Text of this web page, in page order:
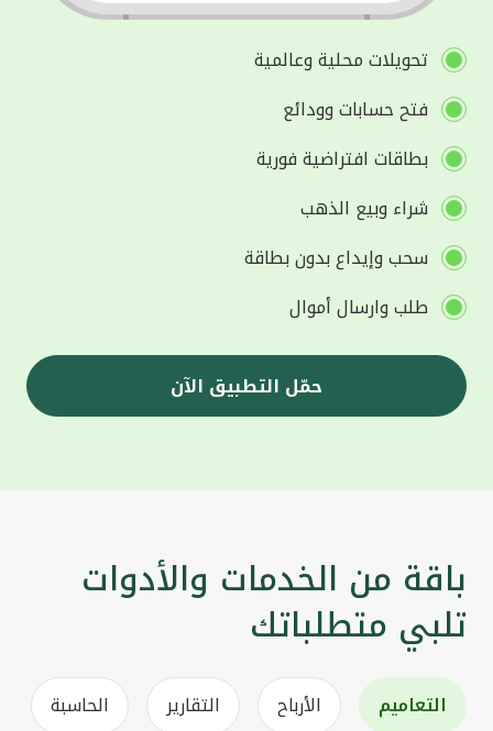
تحويلات محلية وعالمية
فتح حسابات وودائع
بطاقات افتراضية فورية
شراء وبيع الذهب
سحب وإيداع بدون بطاقة
طلب وارسال أموال
حمّل التطبيق الآن
باقة من الخدمات والأدوات
تلبي متطلباتك
التعاميم الأرباح التقارير الحاسبة